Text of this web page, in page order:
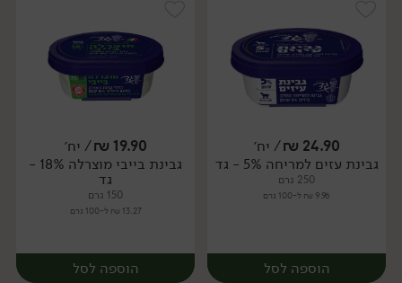
יח׳ יח׳
24.90
₪/ יח׳
גבינת עזים למריחה 5% - גד
250 גרם
9.96 ₪ ל-100 גרם
הוספה לסל
19.90
₪/ יח׳
גבינת בייבי מוצרלה 18% -
גד
150 גרם
13.27 ₪ ל-100 גרם
הוספה לסל